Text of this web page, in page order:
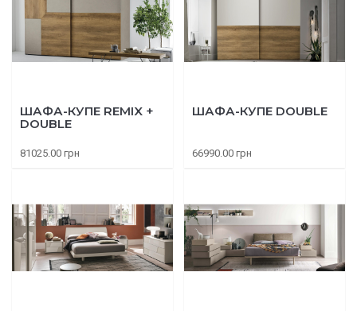
ШАФА-КУПЕ REMIX +
DOUBLE
81025.00 грн
ШАФА-КУПЕ DOUBLE
66990.00 грн